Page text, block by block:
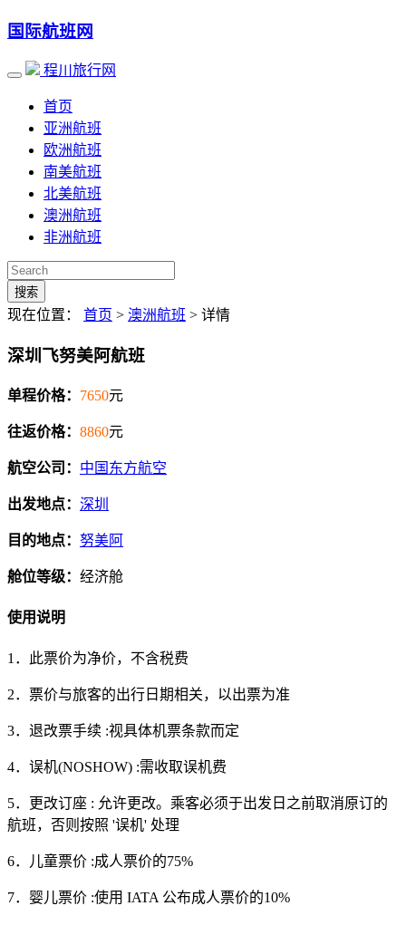
国际航班网
程川旅行网
首页
亚洲航班
欧洲航班
南美航班
北美航班
澳洲航班
非洲航班
搜索
现在位置： 首页 > 澳洲航班 > 详情
深圳飞努美阿航班
单程价格： 7650元
往返价格： 8860元
航空公司： 中国东方航空
出发地点： 深圳
目的地点： 努美阿
舱位等级： 经济舱
使用说明
1．此票价为净价，不含税费
2．票价与旅客的出行日期相关，以出票为准
3．退改票手续 :视具体机票条款而定
4．误机(NOSHOW) :需收取误机费
5．更改订座 : 允许更改。乘客必须于出发日之前取消原订的
航班，否则按照 '误机' 处理
6．儿童票价 :成人票价的75%
7．婴儿票价 :使用 IATA 公布成人票价的10%